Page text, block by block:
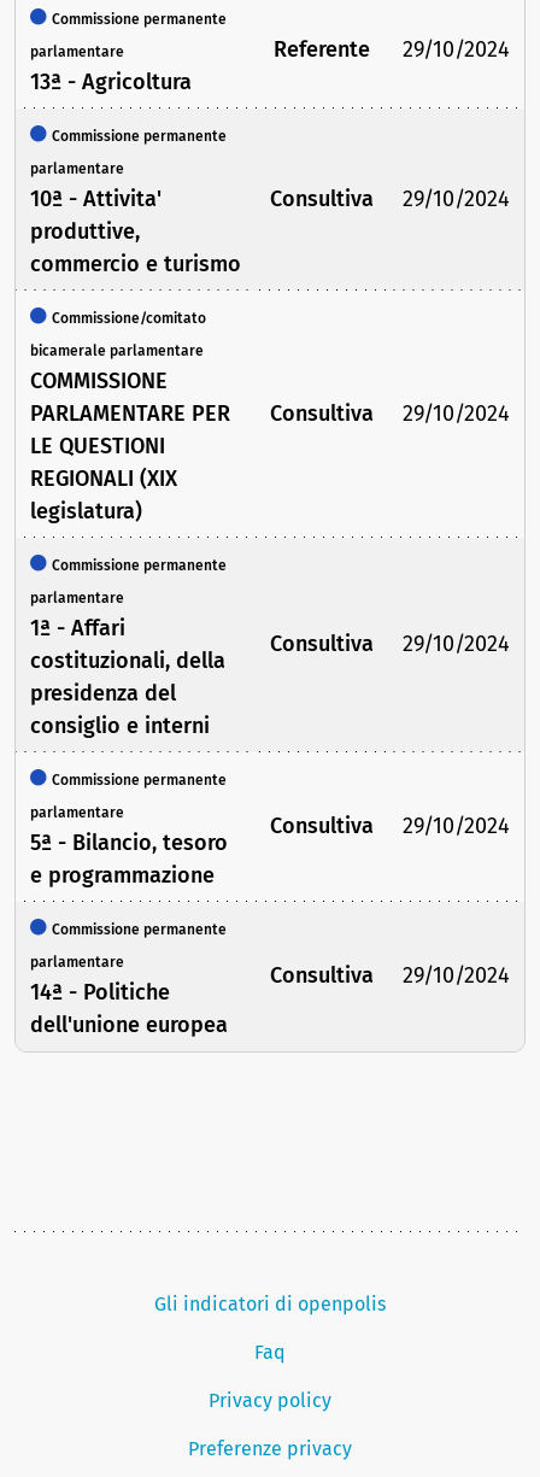
Commissione permanente
parlamentare
13ª - Agricoltura
Referente 29/10/2024
Commissione permanente
parlamentare
10ª - Attivita'
produttive,
commercio e turismo
Consultiva 29/10/2024
Commissione/comitato
bicamerale parlamentare
COMMISSIONE
PARLAMENTARE PER
LE QUESTIONI
REGIONALI (XIX
legislatura)
Consultiva 29/10/2024
Commissione permanente
parlamentare
1ª - Affari
costituzionali, della
presidenza del
consiglio e interni
Consultiva 29/10/2024
Commissione permanente
parlamentare
5ª - Bilancio, tesoro
e programmazione
Consultiva 29/10/2024
Commissione permanente
parlamentare
14ª - Politiche
dell'unione europea
Consultiva 29/10/2024
Gli indicatori di openpolis
Faq
Privacy policy
Preferenze privacy